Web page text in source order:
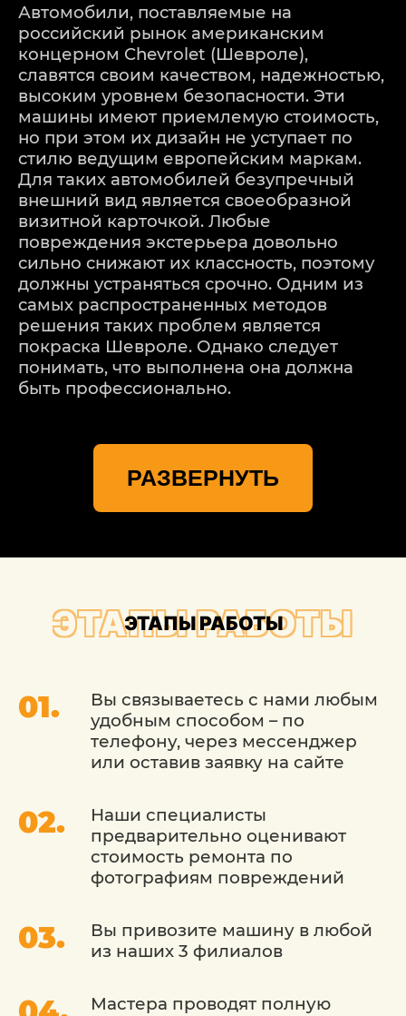
Автомобили, поставляемые на
российский рынок американским
концерном Chevrolet (Шевроле),
славятся своим качеством, надежностью,
высоким уровнем безопасности. Эти
машины имеют приемлемую стоимость,
но при этом их дизайн не уступает по
стилю ведущим европейским маркам.
Для таких автомобилей безупречный
внешний вид является своеобразной
визитной карточкой. Любые
повреждения экстерьера довольно
сильно снижают их классность, поэтому
должны устраняться срочно. Одним из
самых распространенных методов
решения таких проблем является
покраска Шевроле. Однако следует
понимать, что выполнена она должна
быть профессионально.
«Детейлингофъ» на протяжении многих
лет обслуживает автомобили данной
окрашивания кузова. Это позволяет
дает завод-изготовитель, сохранить не
только внешний вид, но и металл кузова
на долгие годы. Многие отзывы
поскольку цена здесь наиболее
конкурентная.
Необходимость своевременного
восстановления лакокрасочного
покрытия обусловлена не только
потерей внешнего вида — места
повреждений наиболее уязвимы.
очаги коррозии, которые приводят к
преждевременному гниению металла
РАЗВЕРНУТЬ
ЭТАПЫ РАБОТЫ
ЭТАПЫ РАБОТЫ
Вы связываетесь с нами любым
удобным способом – по
телефону, через мессенджер
или оставив заявку на сайте
Наши специалисты
предварительно оценивают
стоимость ремонта по
фотографиям повреждений
Вы привозите машину в любой
из наших 3 филиалов
Мастера проводят полную